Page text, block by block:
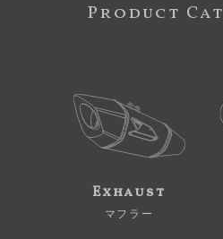
Product
Exhaust
マフラー